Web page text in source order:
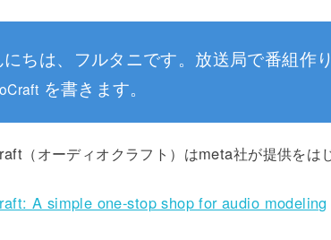
にちは、フルタニです。放送局で番組作
を書きます。
（オーディオクラフト）はmeta社が提供をは
A simple one-stop shop for audio modeling